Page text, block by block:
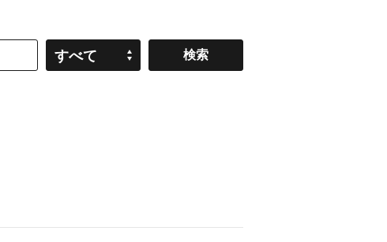
すべて